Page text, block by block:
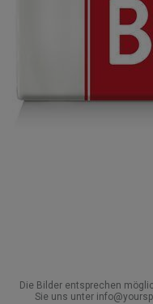
Die Bilder entsprechen
Sie uns unter